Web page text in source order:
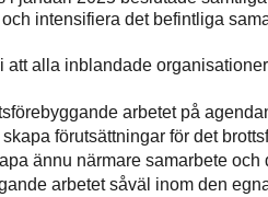
intensifiera det befintliga
att alla inblandade
arbetet på
förutsättningar för det
ännu närmare samarbete
arbetet såväl inom den